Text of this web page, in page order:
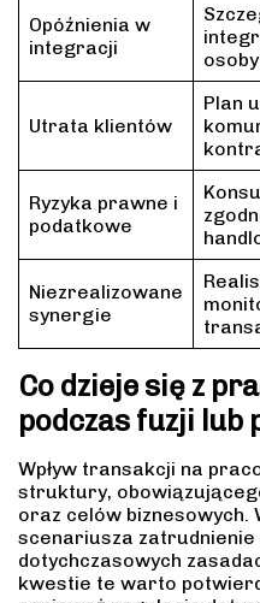
Opóźnienia w
integracji
osoby
Utrata klientów
Plan
Ryzyka prawne i
podatkowe
Niezrealizowane
synergie
Co dzieje się z
podczas fuzji lub
Wpływ transakcji na
struktury,
oraz celów biznesowych.
scenariusza zatrudnienie
dotychczasowych
kwestie te warto